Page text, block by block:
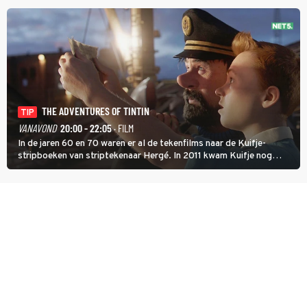
TIP
THE ADVENTURES OF TINTIN
VANAVOND 20:00 - 22:05· FILM
In de jaren 60 en 70 waren er al de tekenfilms naar de Kuifje-
stripboeken van striptekenaar Hergé. In 2011 kwam Kuifje nog
meer tot leven in The Adventures of Tintin van Steven Spielberg.